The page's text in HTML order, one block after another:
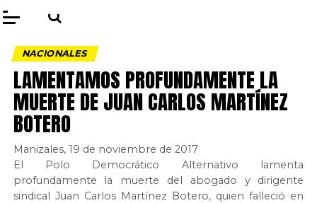
NACIONALES
LAMENTAMOS PROFUNDAMENTE LA
MUERTE DE JUAN CARLOS MARTÍNEZ
BOTERO
Manizales, 19 de noviembre de 2017
El Polo Democrático Alternativo lamenta
profundamente la muerte del abogado y dirigente
sindical Juan Carlos Martínez Botero, quien falleció en